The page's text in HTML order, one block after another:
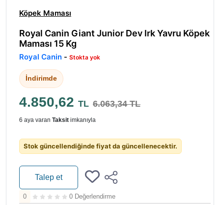
Köpek Maması
Royal Canin Giant Junior Dev Irk Yavru Köpek
Maması 15 Kg
Royal Canin - Stokta yok
İndirimde
4.850,62 TL 6.063,34 TL
6 aya varan Taksit imkanıyla
Stok güncellendiğinde fiyat da güncellenecektir.
Talep et
0 0 Değerlendirme